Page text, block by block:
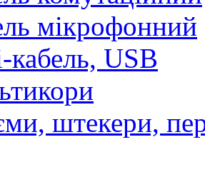
мікрофонний
кабель, USB
штекери,